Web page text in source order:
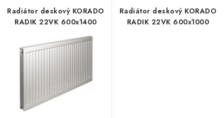
Radiátor deskový KORADO
RADIK 22VK 600x1400
Radiátor deskový KORADO
RADIK 22VK 600x1000